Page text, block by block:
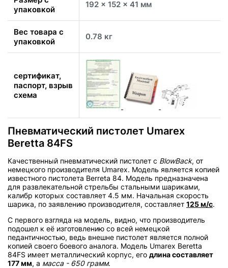
упаковкой
192 x 152 x 41 мм
Вес товара с
упаковкой
0.78 кг
сертификат,
паспорт, взрыв
схема
Пневматический пистолет Umarex
Beretta 84FS
Качественный пневматический пистолет с BlowBack, от
немецкого производителя Umarex. Модель является копией
известного пистолета Berreta 84. Модель предназначена
для развлекательной стрельбы стальными шариками,
калибр которых составляет 4.5 мм. Начальная скорость
шарика, по заявлению производителя, составляет 125 м/с.
С первого взгляда на модель, видно, что производитель
подошел к её изготовлению со всей немецкой
педантичностью, ведь внешне пистолет является полной
копией своего боевого аналога. Модель Umarex Beretta
84FS имеет металлический корпус, его длина составляет
177 мм, а масса - 650 грамм.